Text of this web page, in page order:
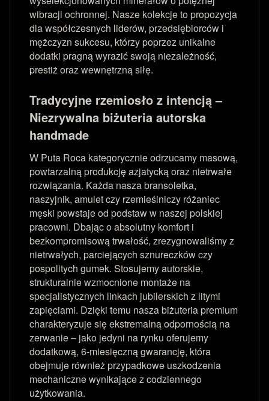
wibracji ochronnej. Nasze kolekcje to propozycja
dla współczesnych liderów, przedsiębiorców i
mężczyzn sukcesu, którzy poprzez unikalne
dodatki pragną wyrazić swoją niezależność,
prestiż oraz wewnętrzną siłę.
Tradycyjne rzemiosło z intencją –
Niezrywalna biżuteria autorska
handmade
W Puta Roca kategorycznie odrzucamy masową,
powtarzalną produkcję azjatycką oraz nietrwałe
rozwiązania. Każda nasza bransoletka,
naszyjnik, amulet czy rzemieślniczy różaniec
męski powstaje od podstaw w naszej polskiej
pracowni. Dbając o absolutny komfort i
bezkompromisową trwałość, zrezygnowaliśmy z
nietrwałych, parciejących sznureczków czy
pospolitych gumek. Stosujemy autorskie,
strukturalnie wzmocnione montaże na
specjalistycznych linkach jubilerskich z litymi
zapięciami. Dzięki temu nasza biżuteria premium
charakteryzuje się ekstremalną odpornością na
zerwanie – jako jedyni na rynku oferujemy
dodatkową, 6-miesięczną gwarancję, która
obejmuje również przypadkowe uszkodzenia
mechaniczne wynikające z codziennego
użytkowania.